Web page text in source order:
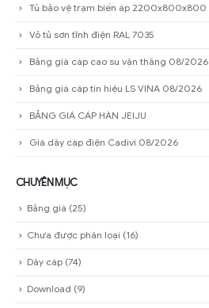
Tủ bảo vệ trạm biến áp 2200x800x800
Vỏ tủ sơn tĩnh điện RAL 7035
Bảng giá cáp cao su vận thăng 08/2026
Bảng giá cáp tín hiệu LS VINA 08/2026
BẢNG GIÁ CÁP HÀN JEIJU
Giá dây cáp điện Cadivi 08/2026
CHUYÊN MỤC
Bảng giá (25)
Chưa được phân loại (16)
Dây cáp (74)
Download (9)